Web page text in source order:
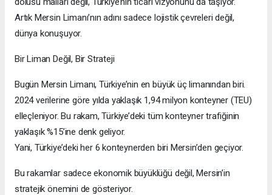
Artık Mersin Limanı’nın adını sadece lojistik çevreleri değil,
dünya konuşuyor.
Bir Liman Değil, Bir Strateji
Bugün Mersin Limanı, Türkiye’nin en büyük üç limanından biri.
2024 verilerine göre yılda yaklaşık 1,94 milyon konteyner (TEU)
elleçleniyor. Bu rakam, Türkiye’deki tüm konteyner trafiğinin
yaklaşık %15’ine denk geliyor.
Yani, Türkiye’deki her 6 konteynerden biri Mersin’den geçiyor.
Bu rakamlar sadece ekonomik büyüklüğü değil, Mersin’in
stratejik önemini de gösteriyor.